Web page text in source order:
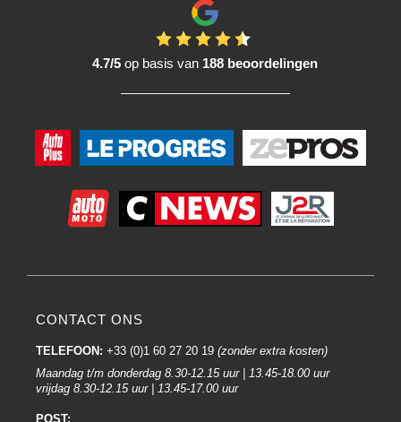
4.7/5 op basis van 188 beoordelingen
CONTACT ONS
TELEFOON: +33 (0)1 60 27 20 19 (zonder extra kosten)
Maandag t/m donderdag 8.30-12.15 uur | 13.45-18.00 uur
vrijdag 8.30-12.15 uur | 13.45-17.00 uur
POST: